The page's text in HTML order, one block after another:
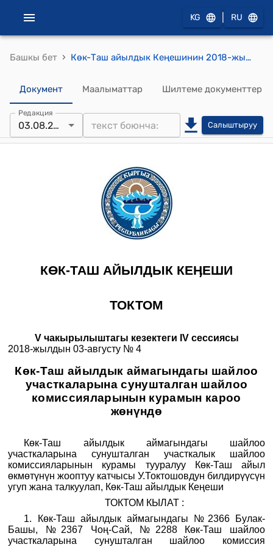
KG RU
Башкы бет › Көк-Таш айылдык Кеңешинин 2018-жылдын 03-августундагы № 4 "Көк-Таш айылдык аймагындагы шайлоо участкаларына сунушталган шайлоо комиссияларынын курамын кароо жөнүндө" токтому
Документ Маалыматтар Шилтеме документтер
Редакция
03.08.2018 Салыштыруу